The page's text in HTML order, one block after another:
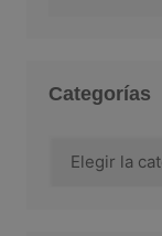
Categorías